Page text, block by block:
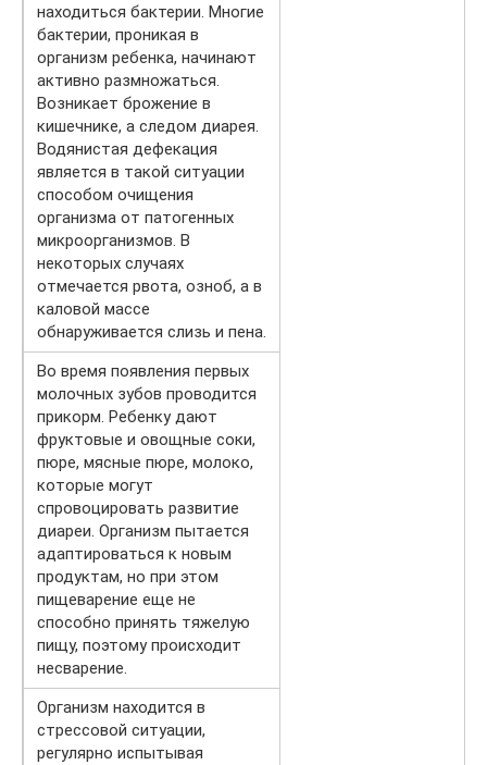
находиться бактерии. Многие
бактерии, проникая в
организм ребенка, начинают
активно размножаться.
Возникает брожение в
кишечнике, а следом диарея.
Водянистая дефекация
является в такой ситуации
способом очищения
организма от патогенных
микроорганизмов. В
некоторых случаях
отмечается рвота, озноб, а в
каловой массе
обнаруживается слизь и пена.
Во время появления первых
молочных зубов проводится
прикорм. Ребенку дают
фруктовые и овощные соки,
пюре, мясные пюре, молоко,
которые могут
спровоцировать развитие
диареи. Организм пытается
адаптироваться к новым
продуктам, но при этом
пищеварение еще не
способно принять тяжелую
пищу, поэтому происходит
несварение.
Организм находится в
стрессовой ситуации,
регулярно испытывая